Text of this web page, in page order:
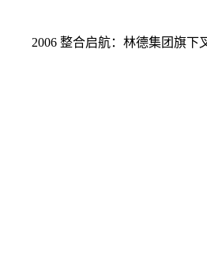
2006 整合启航：林德集团旗下